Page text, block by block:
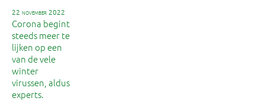
22 november 2022
Corona begint
steeds meer te
lijken op een
van de vele
winter
virussen, aldus
experts.